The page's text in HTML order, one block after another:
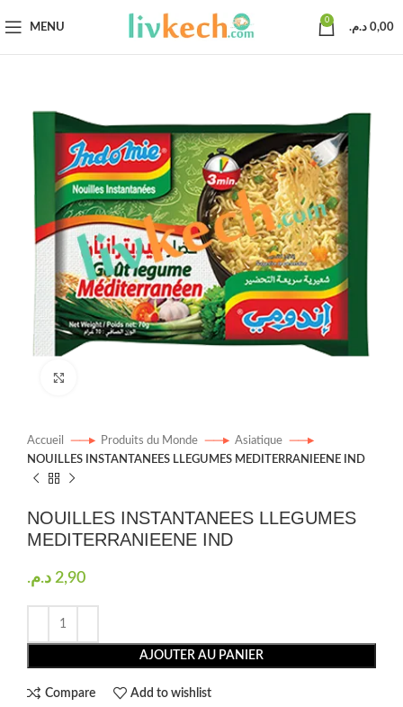
MENU
0
0,00 د.م.
Accueil Produits du Monde
Asiatique
NOUILLES INSTANTANEES LLEGUMES MEDITERRANIEENE IND
NOUILLES INSTANTANEES LLEGUMES
MEDITERRANIEENE IND
2,90 د.م.
AJOUTER AU PANIER
Compare Add to wishlist